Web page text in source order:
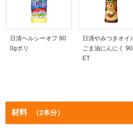
日清ヘルシーオフ 90
0gポリ
日清やみつきオイ
ごま油にんにく
ET
材料 （2本分）